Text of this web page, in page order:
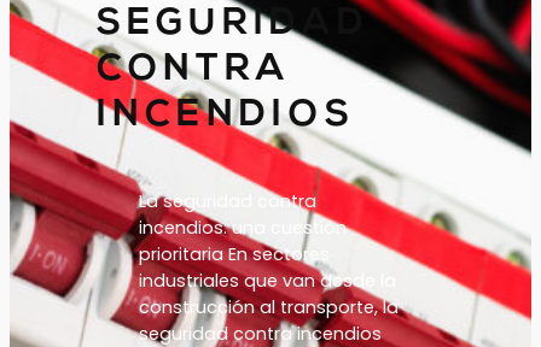
SEGURIDAD
CONTRA
INCENDIOS
La seguridad contra
incendios: una cuestión
prioritaria En sectores
industriales que van desde la
construcción al transporte, la
seguridad contra incendios